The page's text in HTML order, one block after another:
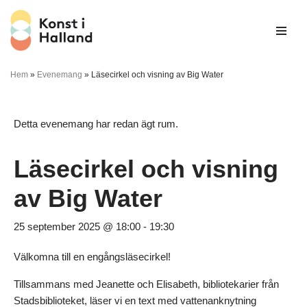
Hoppa
till
innehåll
Hem » Evenemang » Läsecirkel och visning av Big Water
Detta evenemang har redan ägt rum.
Läsecirkel och visning
av Big Water
25 september 2025 @ 18:00 - 19:30
Välkomna till en engångsläsecirkel!
Tillsammans med Jeanette och Elisabeth, bibliotekarier från
Stadsbiblioteket, läser vi en text med vattenanknytning